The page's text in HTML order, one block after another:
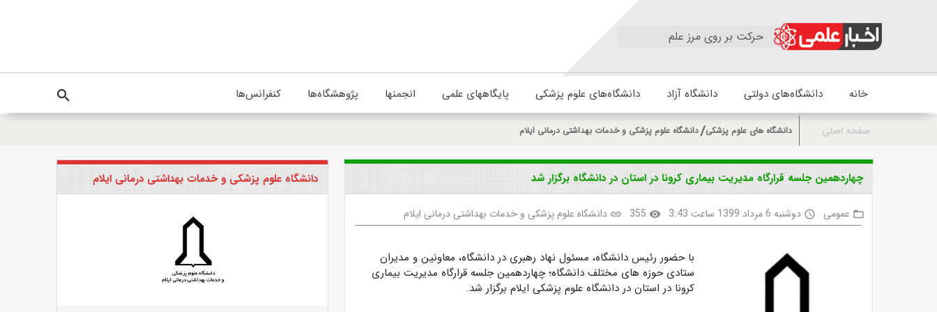
حرکت بر روی مرز علم
خانه دانشگاه‌های دولتی دانشگاه آزاد دانشگاه‌های علوم پزشکی پایگاههای علمی انجمنها پژوهشگاه‌ها کنفرانس‌ها search
صفحه اصلی دانشگاه های علوم پزشکی دانشگاه علوم پزشکی و خدمات بهداشتی درمانی ایلام
چهاردهمین جلسه قرارگاه مدیریت بیماری کرونا در استان در دانشگاه برگزار شد
folder_open عمومی access_time دوشنبه 6 مرداد 1399 ساعت 3:43 visibility
355
link دانشگاه علوم پزشکی و خدمات بهداشتی درمانی ایلام
با حضور رئیس دانشگاه، مسئول نهاد رهبری در دانشگاه، معاونین و مدیران
ستادی حوزه های مختلف دانشگاه؛ چهاردهمین جلسه قرارگاه مدیریت بیماری
کرونا در استان در دانشگاه علوم پزشکی ایلام برگزار شد.
دانشگاه علوم پزشکی و خدمات بهداشتی درمانی ایلام